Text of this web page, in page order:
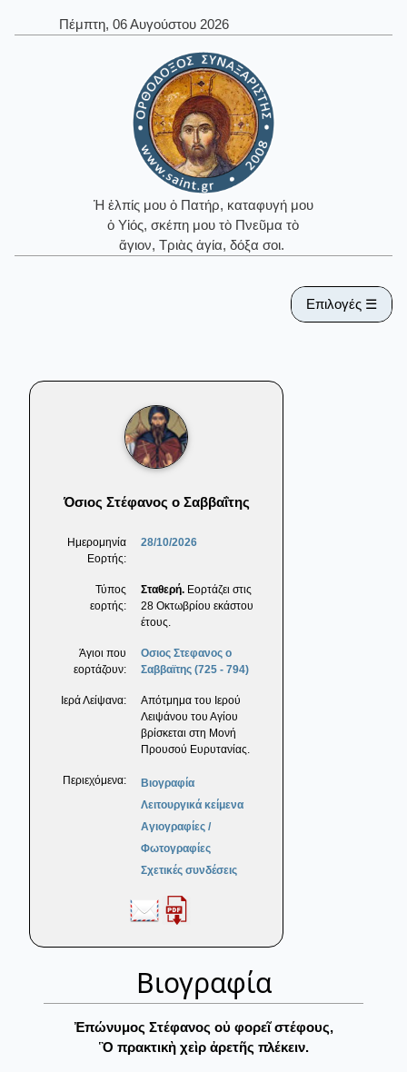
Πέμπτη, 06 Αυγούστου 2026
Ἡ ἐλπίς μου ὁ Πατήρ, καταφυγή μου
ὁ Υἱός, σκέπη μου τὸ Πνεῦμα τὸ
ἅγιον, Τριὰς ἁγία, δόξα σοι.
Επιλογές ☰
Όσιος Στέφανος ο Σαββαΐτης
Ημερομηνία
Εορτής:
28/10/2026
Τύπος
εορτής:
Σταθερή. Εορτάζει στις
28 Οκτωβρίου εκάστου
έτους.
Άγιοι που
εορτάζουν:
Οσιος Στεφανος ο
Σαββαϊτης (725 - 794)
Ιερά Λείψανα:
Απότμημα του Ιερού
Λειψάνου του Αγίου
βρίσκεται στη Μονή
Προυσού Ευρυτανίας.
Περιεχόμενα:
Βιογραφία
Λειτουργικά κείμενα
Αγιογραφίες /
Φωτογραφίες
Σχετικές συνδέσεις
Βιογραφία
Ἐπώνυμος Στέφανος οὐ φορεῖ στέφους,
Ὃ πρακτικὴ χεὶρ ἀρετῆς πλέκειν.